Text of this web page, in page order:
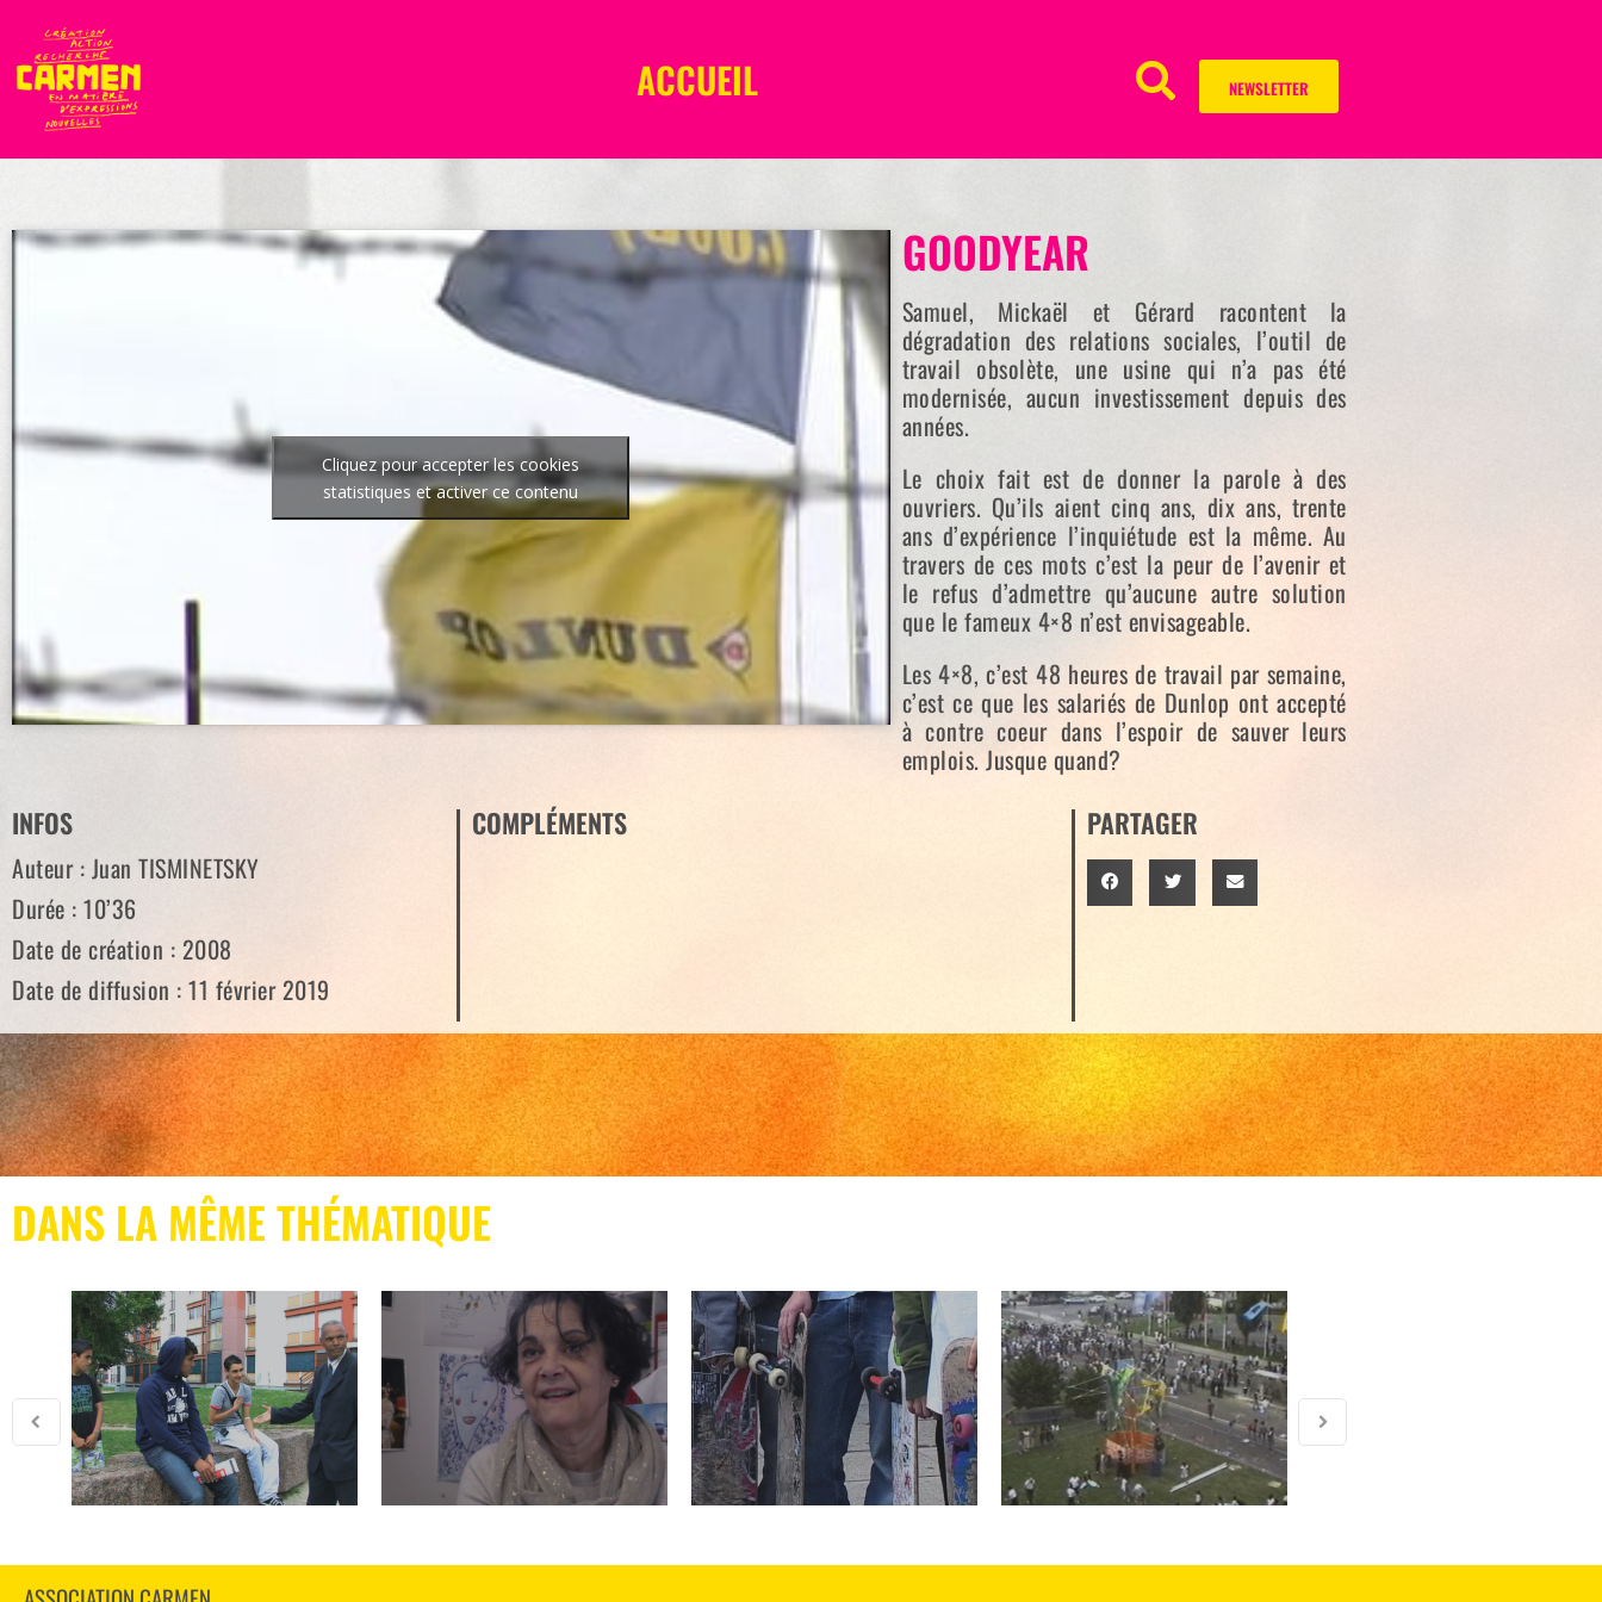
ACCUEIL NEWSLETTER
Cliquez pour accepter les cookies
statistiques et activer ce contenu
GOODYEAR
Samuel, Mickaël et Gérard racontent la
dégradation des relations sociales, l’outil de
travail obsolète, une usine qui n’a pas été
modernisée, aucun investissement depuis des
années.
Le choix fait est de donner la parole à des
ouvriers. Qu’ils aient cinq ans, dix ans, trente
ans d’expérience l’inquiétude est la même. Au
travers de ces mots c’est la peur de l’avenir et
le refus d’admettre qu’aucune autre solution
que le fameux 4×8 n’est envisageable.
Les 4×8, c’est 48 heures de travail par semaine,
c’est ce que les salariés de Dunlop ont accepté
à contre coeur dans l’espoir de sauver leurs
emplois. Jusque quand?
INFOS
Auteur : Juan TISMINETSKY
Durée : 10’36
Date de création : 2008
Date de diffusion : 11 février 2019
COMPLÉMENTS PARTAGER
DANS LA MÊME THÉMATIQUE